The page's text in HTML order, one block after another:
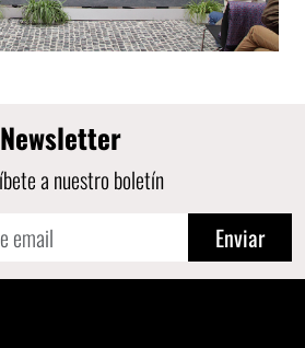
Newsletter
a nuestro boletín
Enviar